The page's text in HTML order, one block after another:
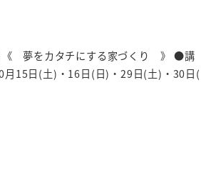
夢をカタチにする家づくり 》 ●講
日(土)・16日(日)・29日(土)・30日(